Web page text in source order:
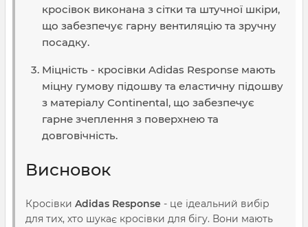
кросівок виконана з сітки та штучної шкіри,
що забезпечує гарну вентиляцію та зручну
посадку.
Міцність - кросівки Adidas Response мають
міцну гумову підошву та еластичну підошву
з матеріалу Continental, що забезпечує
гарне зчеплення з поверхнею та
довговічність.
Висновок
Кросівки Adidas Response - це ідеальний вибір
для тих, хто шукає кросівки для бігу. Вони мають